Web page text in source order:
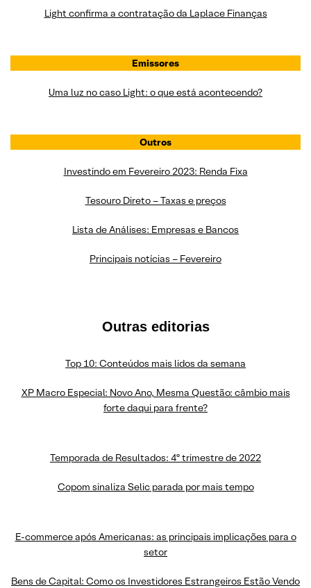
Light confirma a contratação da Laplace Finanças
Emissores
Uma luz no caso Light: o que está acontecendo?
Outros
Investindo em Fevereiro 2023: Renda Fixa
Tesouro Direto – Taxas e preços
Lista de Análises: Empresas e Bancos
Principais notícias – Fevereiro
Outras editorias
Top 10: Conteúdos mais lidos da semana
XP Macro Especial: Novo Ano, Mesma Questão: câmbio mais
forte daqui para frente?
Temporada de Resultados: 4º trimestre de 2022
Copom sinaliza Selic parada por mais tempo
E-commerce após Americanas: as principais implicações para o
setor
Bens de Capital: Como os Investidores Estrangeiros Estão Vendo